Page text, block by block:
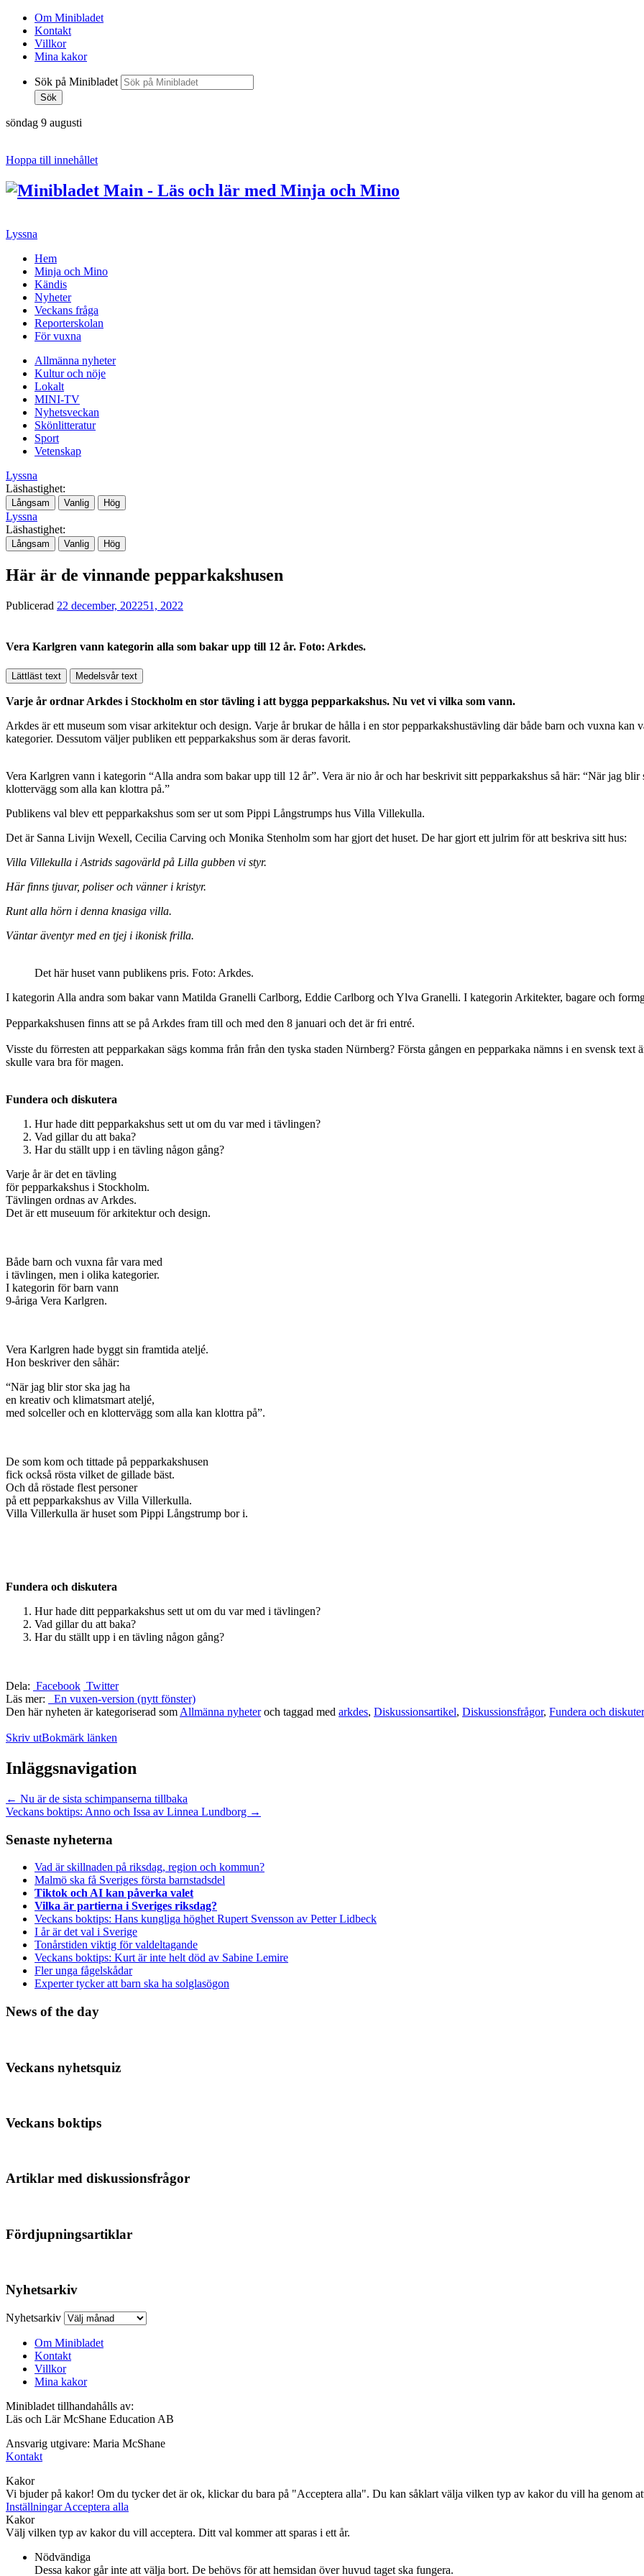
Om Minibladet
Kontakt
Villkor
Mina kakor
Sök på Minibladet
Sök
söndag 9 augusti
Hoppa till innehållet
Lyssna
Hem
Minja och Mino
Kändis
Nyheter
Veckans fråga
Reporterskolan
För vuxna
Allmänna nyheter
Kultur och nöje
Lokalt
MINI-TV
Nyhetsveckan
Skönlitteratur
Sport
Vetenskap
Lyssna
Läshastighet:
Långsam Vanlig Hög
Lyssna
Läshastighet:
Långsam Vanlig Hög
Här är de vinnande pepparkakshusen
Publicerad 22 december, 202251, 2022
Vera Karlgren vann kategorin alla som bakar upp till 12 år. Foto: Arkdes.
Lättläst text Medelsvår text
Varje år ordnar Arkdes i Stockholm en stor tävling i att bygga pepparkakshus. Nu vet vi vilka som vann.
Arkdes är ett museum som visar arkitektur och design. Varje år brukar de hålla i en stor pepparkakshustävling där både barn och vuxna
kategorier. Dessutom väljer publiken ett pepparkakshus som är deras favorit.
Vera Karlgren vann i kategorin “Alla andra som bakar upp till 12 år”. Vera är nio år och har beskrivit sitt pepparkakshus så här: “När jag
klottervägg som alla kan klottra på.”
Publikens val blev ett pepparkakshus som ser ut som Pippi Långstrumps hus Villa Villekulla.
Det är Sanna Livijn Wexell, Cecilia Carving och Monika Stenholm som har gjort det huset. De har gjort ett julrim för att beskriva sitt hus:
Villa Villekulla i Astrids sagovärld på Lilla gubben vi styr.
Här finns tjuvar, poliser och vänner i kristyr.
Runt alla hörn i denna knasiga villa.
Väntar äventyr med en tjej i ikonisk frilla.
Det här huset vann publikens pris. Foto: Arkdes.
I kategorin Alla andra som bakar vann Matilda Granelli Carlborg, Eddie Carlborg och Ylva Granelli. I kategorin Arkitekter, bagare och
Pepparkakshusen finns att se på Arkdes fram till och med den 8 januari och det är fri entré.
Visste du förresten att pepparkakan sägs komma från från den tyska staden Nürnberg? Första gången en pepparkaka nämns i en svensk
skulle vara bra för magen.
Fundera och diskutera
Hur hade ditt pepparkakshus sett ut om du var med i tävlingen?
Vad gillar du att baka?
Har du ställt upp i en tävling någon gång?
Varje år är det en tävling
för pepparkakshus i Stockholm.
Tävlingen ordnas av Arkdes.
Det är ett museuum för arkitektur och design.
Både barn och vuxna får vara med
i tävlingen, men i olika kategorier.
I kategorin för barn vann
9-åriga Vera Karlgren.
Vera Karlgren hade byggt sin framtida ateljé.
Hon beskriver den såhär:
“När jag blir stor ska jag ha
en kreativ och klimatsmart ateljé,
med solceller och en klottervägg som alla kan klottra på”.
De som kom och tittade på pepparkakshusen
fick också rösta vilket de gillade bäst.
Och då röstade flest personer
på ett pepparkakshus av Villa Villerkulla.
Villa Villerkulla är huset som Pippi Långstrump bor i.
Fundera och diskutera
Hur hade ditt pepparkakshus sett ut om du var med i tävlingen?
Vad gillar du att baka?
Har du ställt upp i en tävling någon gång?
Dela: Facebook Twitter
Läs mer:
En vuxen-version (nytt fönster)
Den här nyheten är kategoriserad som Allmänna nyheteroch taggad med arkdes, Diskussionsartikel, Diskussionsfrågor, Fundera och
Skriv utBokmärk länken
Inläggsnavigation
← Nu är de sista schimpanserna tillbaka
Veckans boktips: Anno och Issa av Linnea Lundborg →
Senaste nyheterna
Vad är skillnaden på riksdag, region och kommun?
Malmö ska få Sveriges första barnstadsdel
Tiktok och AI kan påverka valet
Vilka är partierna i Sveriges riksdag?
Veckans boktips: Hans kungliga höghet Rupert Svensson av Petter Lidbeck
I år är det val i Sverige
Tonårstiden viktig för valdeltagande
Veckans boktips: Kurt är inte helt död av Sabine Lemire
Fler unga fågelskådar
Experter tycker att barn ska ha solglasögon
News of the day
Veckans nyhetsquiz
Veckans boktips
Artiklar med diskussionsfrågor
Fördjupningsartiklar
Nyhetsarkiv
Nyhetsarkiv
Om Minibladet
Kontakt
Villkor
Mina kakor
Minibladet tillhandahålls av:
Läs och Lär McShane Education AB
Ansvarig utgivare: Maria McShane
Kontakt
Kakor
Vi bjuder på kakor! Om du tycker det är ok, klickar du bara på "Acceptera alla". Du kan såklart välja vilken typ av kakor du vill ha genom
InställningarAcceptera alla
Kakor
Välj vilken typ av kakor du vill acceptera. Ditt val kommer att sparas i ett år.
Nödvändiga
Dessa kakor går inte att välja bort. De behövs för att hemsidan över huvud taget ska fungera.